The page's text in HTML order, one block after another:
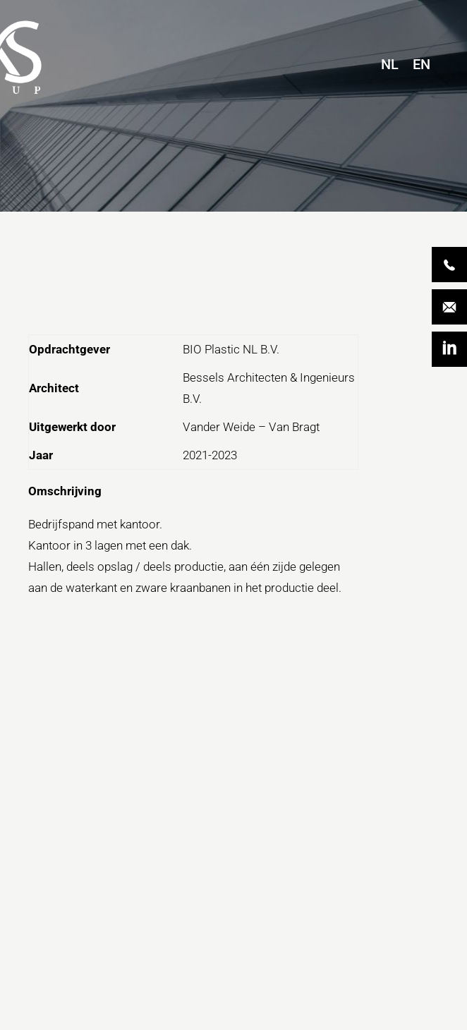
NL EN
Opdrachtgever BIO Plastic NL B.V.
Architect
Bessels Architecten & Ingenieurs
B.V.
Uitgewerkt door
Vander Weide – Van Bragt
Jaar
2021-2023
Omschrijving
Bedrijfspand met kantoor.
Kantoor in 3 lagen met een dak.
Hallen, deels opslag / deels productie, aan één zijde gelegen
aan de waterkant en zware kraanbanen in het productie deel.